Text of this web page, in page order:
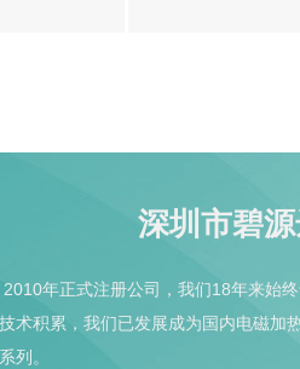
深圳市碧
年正式注册公司，我们18年来始
术积累，我们已发展成为国内电磁
列。